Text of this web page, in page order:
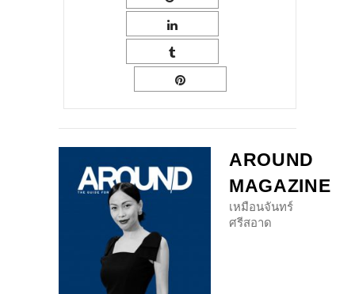
AROUND
MAGAZINE
เหมือนจันทร์
ศรีสอาด